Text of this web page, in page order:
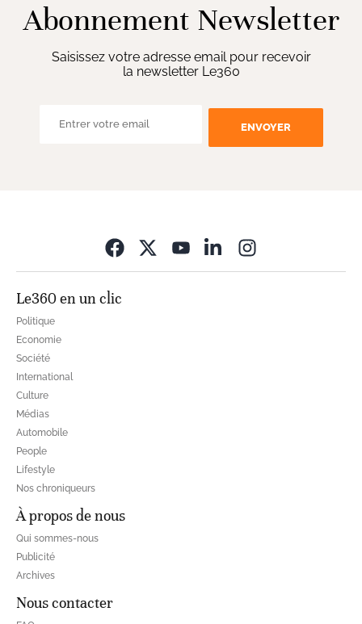
Abonnement Newsletter
Saisissez votre adresse email pour recevoir
la newsletter Le360
ENVOYER
Le360 en un clic
Politique
Economie
Société
International
Culture
Médias
Automobile
People
Lifestyle
Nos chroniqueurs
À propos de nous
Qui sommes-nous
Publicité
Archives
Nous contacter